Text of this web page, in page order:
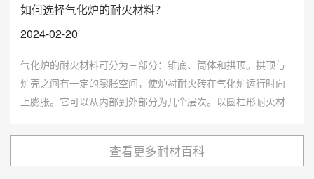
如何选择气化炉的耐火材料？
2024-02-20
气化炉的耐火材料可分为三部分：锥底、筒体和拱顶。拱顶与
炉壳之间有一定的膨胀空间，使炉衬耐火砖在气化炉运行时向
上膨胀。它可以从内部到外部分为几个层次。以圆柱形耐火材
压缩层(拱顶与锥底相同)，三层之间留有3~5mm的膨胀间隙。
在方便的径向方向上的膨胀是不受限制的。
查看更多耐材百科